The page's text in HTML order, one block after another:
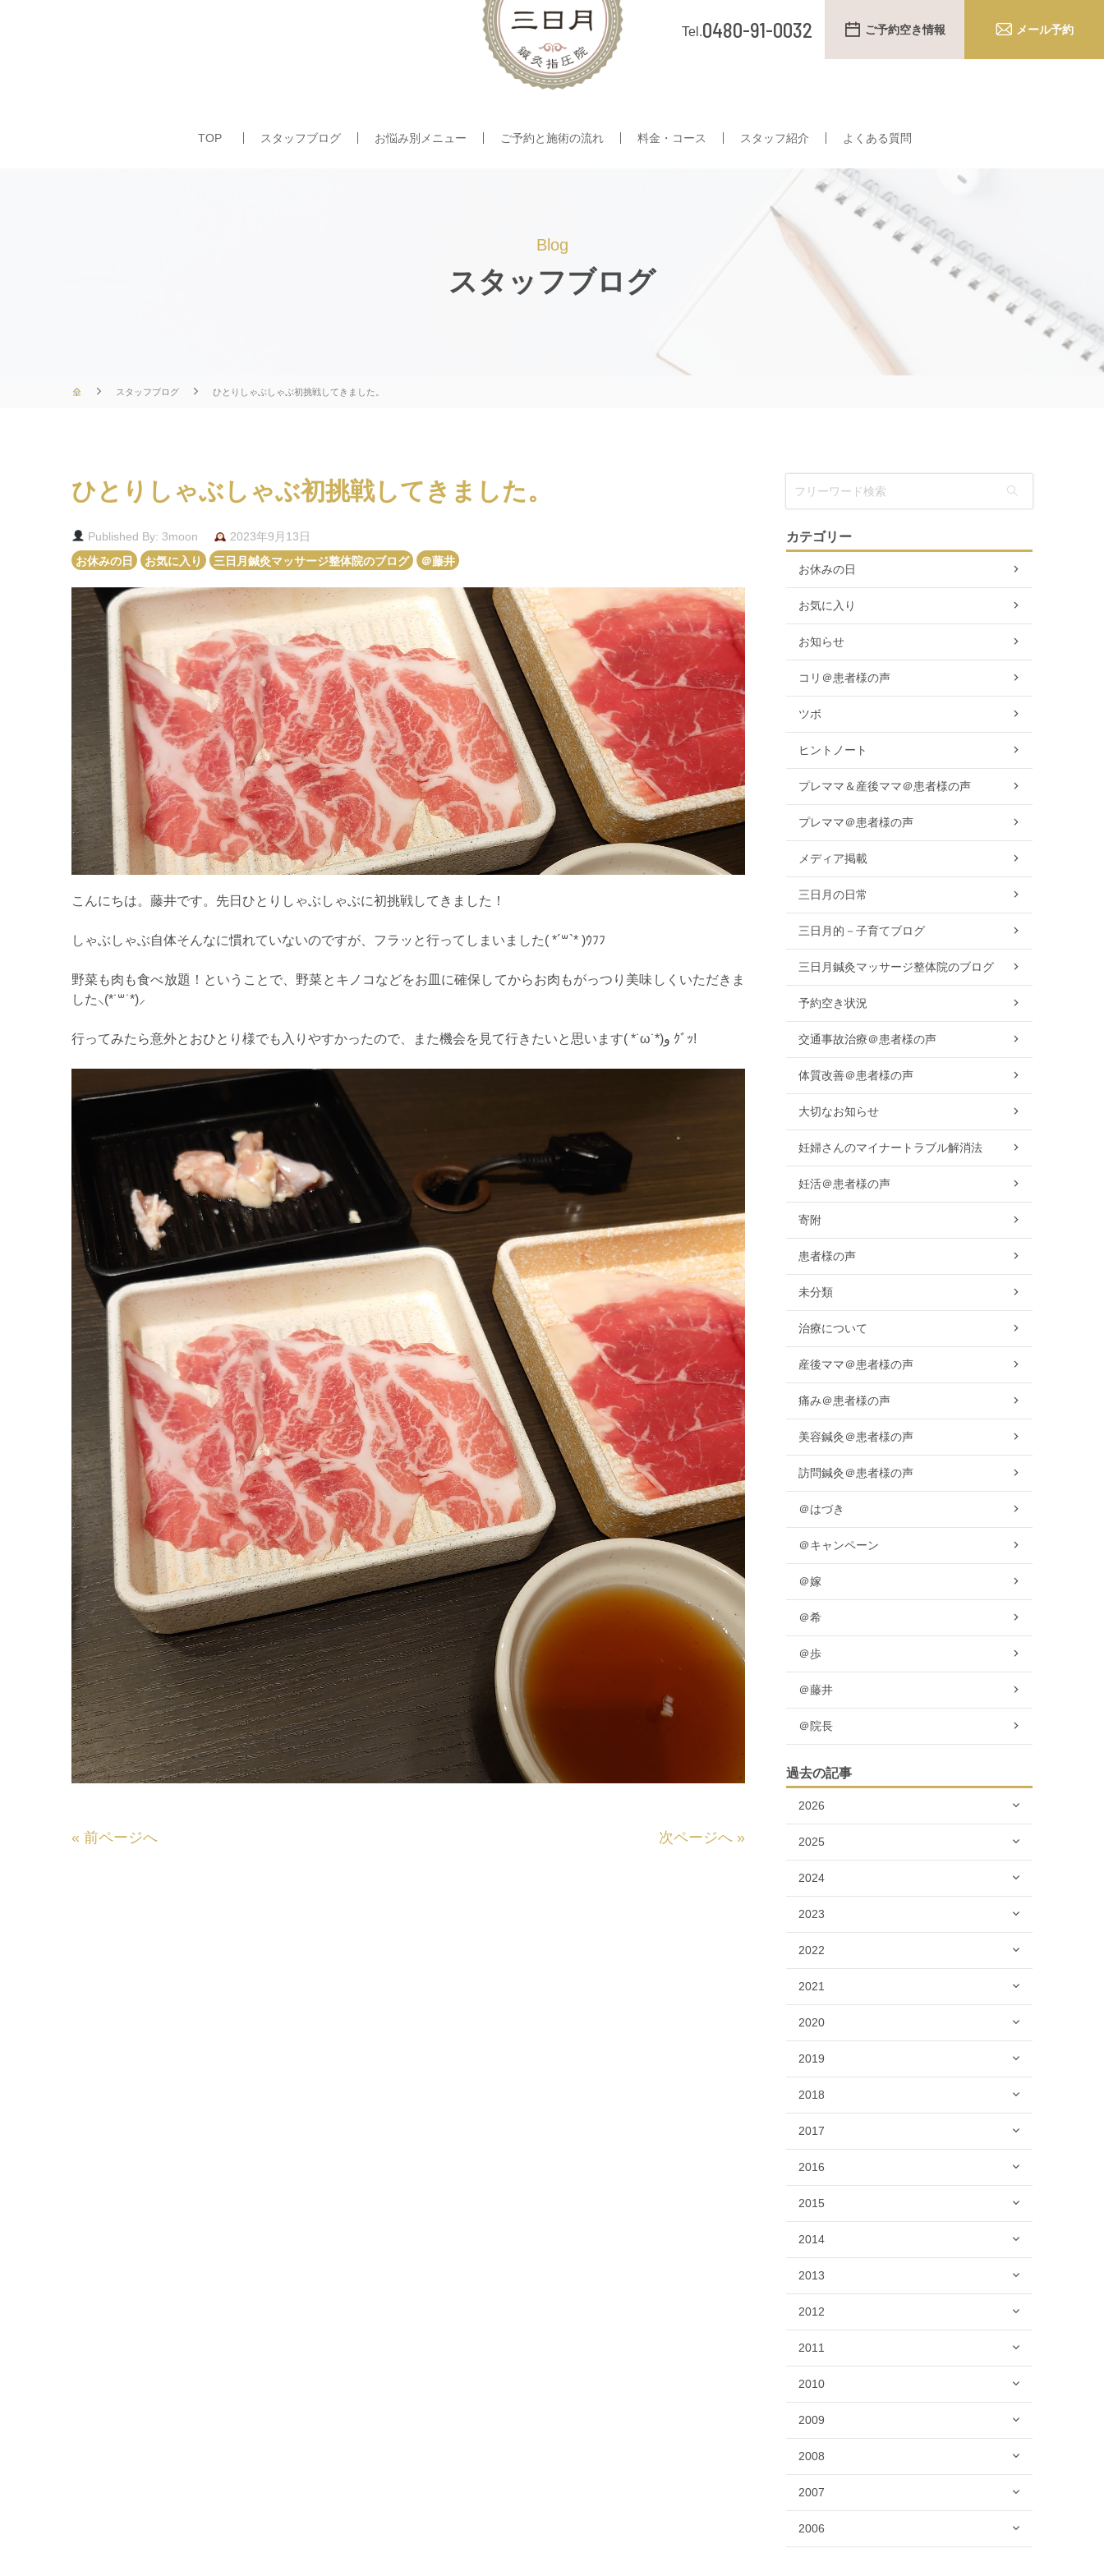
TOP スタッフブログ お悩み別メニュー ご予約と施術の流れ 料金・コース スタッフ紹介 よくある質問
0480-91-0032 ご予約空き情報 メール予約
Blog
スタッフブログ
スタッフブログ ひとりしゃぶしゃぶ初挑戦してきました。
ひとりしゃぶしゃぶ初挑戦してきました。
Published By: 3moon 2023年9月13日
お休みの日 お気に入り 三日月鍼灸マッサージ整体院のブログ ＠藤井
こんにちは。藤井です。先日ひとりしゃぶしゃぶに初挑戦してきました！
しゃぶしゃぶ自体そんなに慣れていないのですが、フラッと行ってしまいました( *´꒳`* )ｳﾌﾌ
野菜も肉も食べ放題！ということで、野菜とキノコなどをお皿に確保してからお肉もがっつり美味しくいただきま
した⸜(*˙꒳˙*)⸝
行ってみたら意外とおひとり様でも入りやすかったので、また機会を見て行きたいと思います( *˙ω˙*)و ｸﾞｯ!
« 前ページへ 次ページへ »
カテゴリー
お休みの日
お気に入り
お知らせ
コリ＠患者様の声
ツボ
ヒントノート
プレママ＆産後ママ＠患者様の声
プレママ＠患者様の声
メディア掲載
三日月の日常
三日月的－子育てブログ
三日月鍼灸マッサージ整体院のブログ
予約空き状況
交通事故治療＠患者様の声
体質改善＠患者様の声
大切なお知らせ
妊婦さんのマイナートラブル解消法
妊活＠患者様の声
寄附
患者様の声
未分類
治療について
産後ママ＠患者様の声
痛み＠患者様の声
美容鍼灸＠患者様の声
訪問鍼灸＠患者様の声
＠はづき
＠キャンペーン
＠嫁
＠希
＠歩
＠藤井
＠院長
過去の記事
2026
2025
2024
2023
2022
2021
2020
2019
2018
2017
2016
2015
2014
2013
2012
2011
2010
2009
2008
2007
2006